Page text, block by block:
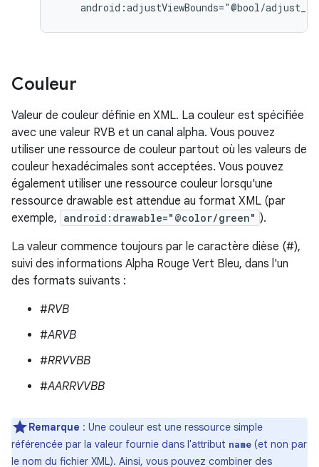
android:adjustViewBounds="@bool/
Couleur
Valeur de couleur définie en XML. La couleur est spécifiée
avec une valeur RVB et un canal alpha. Vous pouvez
utiliser une ressource de couleur partout où les valeurs de
couleur hexadécimales sont acceptées. Vous pouvez
également utiliser une ressource couleur lorsqu'une
ressource drawable est attendue au format XML (par
exemple, android:drawable="@color/green" ).
La valeur commence toujours par le caractère dièse (#),
suivi des informations Alpha Rouge Vert Bleu, dans l'un
des formats suivants :
#RVB
#ARVB
#RRVVBB
#AARRVVBB
Remarque : Une couleur est une ressource simple
référencée par la valeur fournie dans l'attribut name (et non par
le nom du fichier XML). Ainsi, vous pouvez combiner des